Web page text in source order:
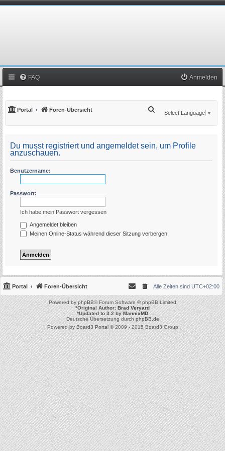
FAQ Anmelden
Portal Foren-Übersicht
Select Language ▼
Du musst registriert und angemeldet sein, um Profile
anzuschauen.
Benutzername:
Passwort:
Ich habe mein Passwort vergessen
Angemeldet bleiben
Meinen Online-Status während dieser Sitzung verbergen
Portal Foren-Übersicht Alle Zeiten sind UTC+02:00
Powered byphpBB® Forum Software © phpBB Limited
*Original Author:Brad Veryard
*Updated to 3.2 byMannixMD
Deutsche Übersetzung durchphpBB.de
Powered byBoard3 Portal© 2009 - 2015 Board3 Group